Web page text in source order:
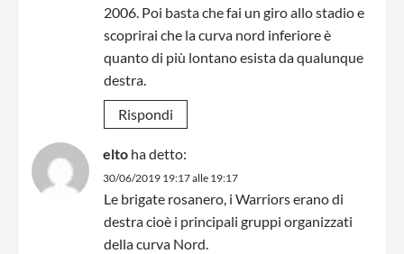
2006. Poi basta che fai un giro allo stadio e
scoprirai che la curva nord inferiore è
quanto di più lontano esista da qualunque
destra.
Rispondi
elto ha detto:
30/06/2019 19:17 alle 19:17
Le brigate rosanero, i Warriors erano di
destra cioè i principali gruppi organizzati
della curva Nord.